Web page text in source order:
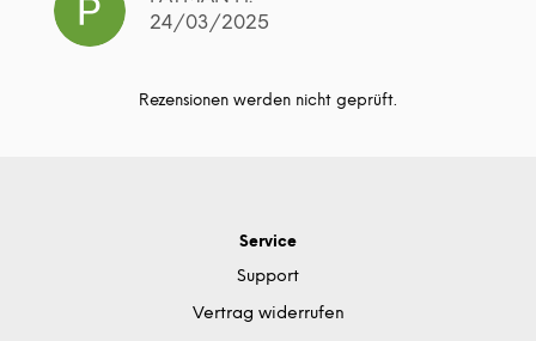
24/03/2025
Rezensionen werden nicht geprüft.
Service
Support
Vertrag widerrufen